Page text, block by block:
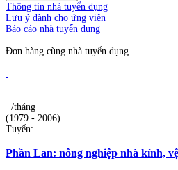
Thông tin nhà tuyển dụng
Lưu ý dành cho ứng viên
Báo cáo nhà tuyển dụng
Đơn hàng cùng nhà tuyển dụng
/tháng
(1979 - 2006)
Tuyển:
Phần Lan: nông nghiệp nhà kính,